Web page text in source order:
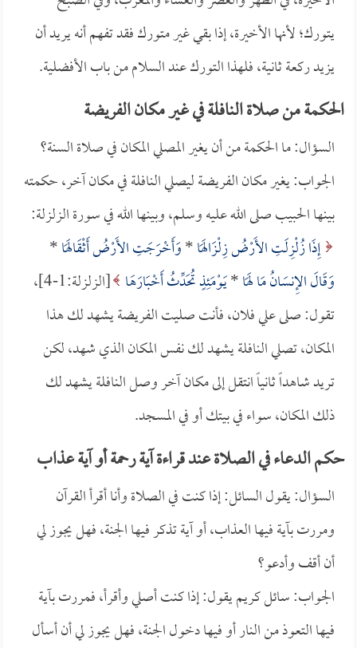
يتورك؛ لأنها الأخيرة، إذا بقي غير متورك فقد تفهم أنه يريد أن
يزيد ركعة ثانية، فلهذا التورك عند السلام من باب الأفضلية.
الحكمة من صلاة النافلة في غير مكان الفريضة
السؤال: ما الحكمة من أن يغير المصلي المكان في صلاة السنة؟
الجواب: يغير مكان الفريضة ليصلي النافلة في مكان آخر، حكمته
بينها الحبيب صلى الله عليه وسلم، وبينها الله في سورة الزلزلة:
إِذَا زُلْزِلَتِ الأَرْضُ زِلْزَالَهَا*وَأَخْرَجَتِ الأَرْضُ أَثْقَالَهَا*
وَقَالَ الإِنسَانُ مَا لَهَا*يَوْمَئِذٍ تُحَدِّثُ أَخْبَارَهَا
[الزلزلة:1-4]،
تقول: صلى علي فلان، فأنت صليت الفريضة يشهد لك هذا
المكان، تصلي النافلة يشهد لك نفس المكان الذي شهد، لكن
تريد شاهداً ثانياً انتقل إلى مكان آخر وصل النافلة يشهد لك
ذلك المكان، سواء في بيتك أو في المسجد.
حكم الدعاء في الصلاة عند قراءة آية رحمة أو آية عذاب
السؤال: يقول السائل: إذا كنت في الصلاة وأنا أقرأ القرآن
ومررت بآية فيها العذاب، أو آية تذكر فيها الجنة، فهل يجوز لي
أن أقف وأدعو؟
الجواب: سائل كريم يقول: إذا كنت أصلي وأقرأ، فمررت بآية
فيها التعوذ من النار أو فيها دخول الجنة، فهل يجوز لي أن أسأل